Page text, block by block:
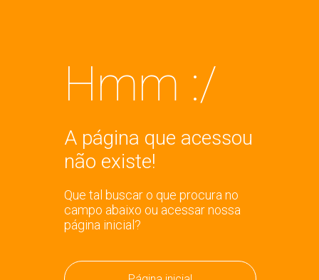
Hmm :/
A página que acessou
não existe!
Que tal buscar o que procura no
campo abaixo ou acessar nossa
página inicial?